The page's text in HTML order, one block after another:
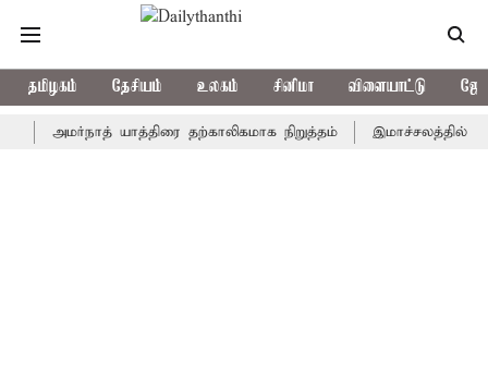
தமிழகம் தேசியம் உலகம் சினிமா விளையாட்டு
அமர்நாத் யாத்திரை தற்காலிகமாக நிறுத்தம் இமாச்சலத்தில்